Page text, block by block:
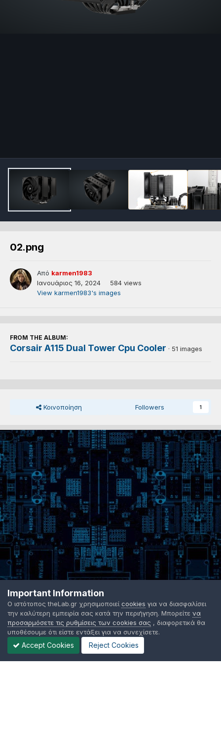
02.png
Από karmen1983
Ιανουάριος 16, 2024
584 views
View karmen1983's images
FROM THE ALBUM:
Corsair A115 Dual Tower Cpu Cooler · 51 images
Κοινοποίηση Followers 1
Important Information
Ο ιστότοπος theLab.gr χρησιμοποιεί cookies για να διασφαλίσει
την καλύτερη εμπειρία σας κατά την περιήγηση. Μπορείτε να
προσαρμόσετε τις ρυθμίσεις των cookies σας , διαφορετικά θα
υποθέσουμε ότι είστε εντάξει για να συνεχίσετε.
Accept Cookies Reject Cookies